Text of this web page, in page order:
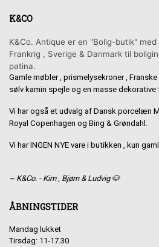
K&CO
K&Co. Antique er en "Bolig-butik"
Frankrig , Sverige & Danmark til
patina.
Gamle møbler , prismelysekroner ,
sølv kamin spejle og en masse dekorative
Vi har også et udvalg af Dansk porcelæn
Royal Copenhagen og Bing & Grøndahl.
Vi har INGEN NYE vare i butikken , kun
~ K&Co. - Kim , Bjørn & Ludvig 🐶
ÅBNINGSTIDER
Mandag lukket
Tirsdag: 11-17.30